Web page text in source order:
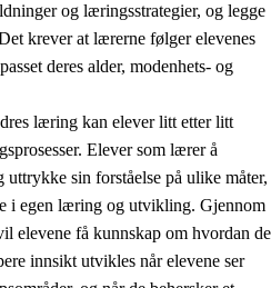
utvikling og danning
og læringsstrategier, og legge
krever at lærerne følger elevenes
deres alder, modenhets- og
læring kan elever litt etter litt
Elever som lærer å
uttrykke sin forståelse på ulike måter,
i egen læring og utvikling. Gjennom
elevene få kunnskap om hvordan de
innsikt utvikles når elevene ser